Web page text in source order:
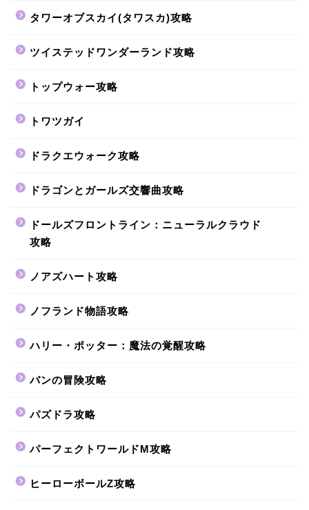
タワーオブスカイ(タワスカ)攻略
ツイステッドワンダーランド攻略
トップウォー攻略
トワツガイ
ドラクエウォーク攻略
ドラゴンとガールズ交響曲攻略
ドールズフロントライン：ニューラルクラウド
攻略
ノアズハート攻略
ノフランド物語攻略
ハリー・ポッター：魔法の覚醒攻略
バンの冒険攻略
パズドラ攻略
パーフェクトワールドM攻略
ヒーローボールZ攻略